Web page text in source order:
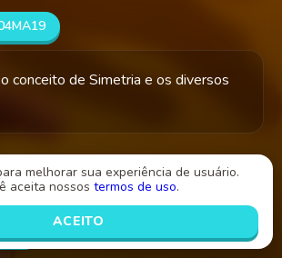
conceito de Simetria e os diversos
Abrir Canal
melhorar sua experiência de usuário.
aceita nossos termos de uso.
ACEITO